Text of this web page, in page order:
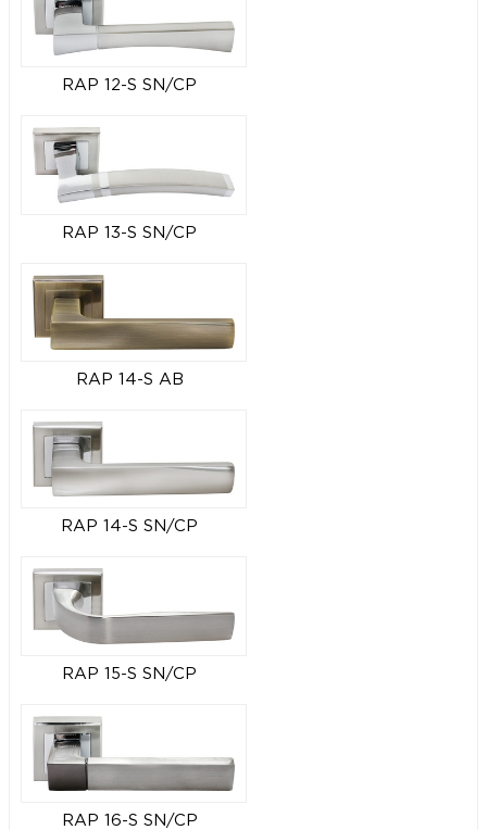
RAP 12-S SN/CP
RAP 13-S SN/CP
RAP 14-S AB
RAP 14-S SN/CP
RAP 15-S SN/CP
RAP 16-S SN/CP